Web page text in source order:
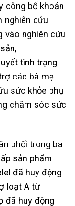
công bố khoản
nghiên cứu
vào nghiên cứu
tình trạng
các bà mẹ
sức khỏe phụ
chăm sóc sức
phối trong ba
sản phẩm
đã huy động
loạt A từ
đã huy động